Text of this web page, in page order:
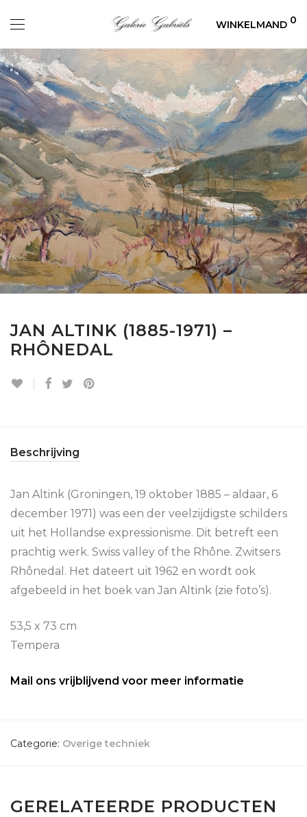
WINKELMAND 0
JAN ALTINK (1885-1971) –
RHÔNEDAL
Beschrijving
Jan Altink (Groningen, 19 oktober 1885 – aldaar, 6
december 1971) was een der veelzijdigste schilders
uit het Hollandse expressionisme. Dit betreft een
prachtig werk. Swiss valley of the Rhône. Zwitsers
Rhônedal. Het dateert uit 1962 en wordt ook
afgebeeld in het boek van Jan Altink (zie foto’s).
53,5 x 73 cm
Tempera
Mail ons vrijblijvend voor meer informatie
Categorie: Overige techniek
GERELATEERDE PRODUCTEN